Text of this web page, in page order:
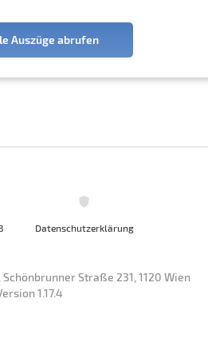
Auszüge abrufen
Datenschutzerklärung
Straße 231, 1120 Wien
1.17.4